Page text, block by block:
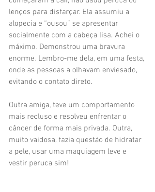
lenços para disfarçar. Ela assumiu a
alopecia e “ousou” se apresentar
socialmente com a cabeça lisa. Achei o
máximo. Demonstrou uma bravura
enorme. Lembro-me dela, em uma festa,
onde as pessoas a olhavam enviesado,
evitando o contato direto.
Outra amiga, teve um comportamento
mais recluso e resolveu enfrentar o
câncer de forma mais privada. Outra,
muito vaidosa, fazia questão de hidratar
a pele, usar uma maquiagem leve e
vestir peruca sim!